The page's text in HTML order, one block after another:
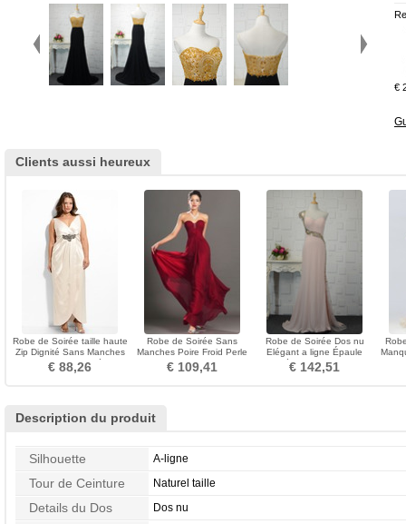
€
Clients aussi heureux
Robe de Soirée taille haute
Zip Dignité Sans Manches
Col en V Foncé
€ 88,26
Robe de Soirée Sans
Manches Poire Froid Perle
Chiffon Longue
€ 109,41
Robe de Soirée Dos nu
Elégant a ligne Épaule
Asymétrique Naturel taille
€ 142,51
Description du produit
Silhouette A-ligne
Tour de Ceinture Naturel taille
Details du Dos Dos nu